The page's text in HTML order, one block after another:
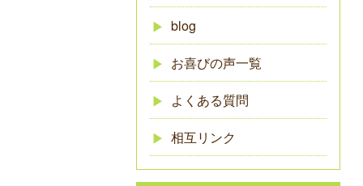
blog
お喜びの声一覧
よくある質問
相互リンク